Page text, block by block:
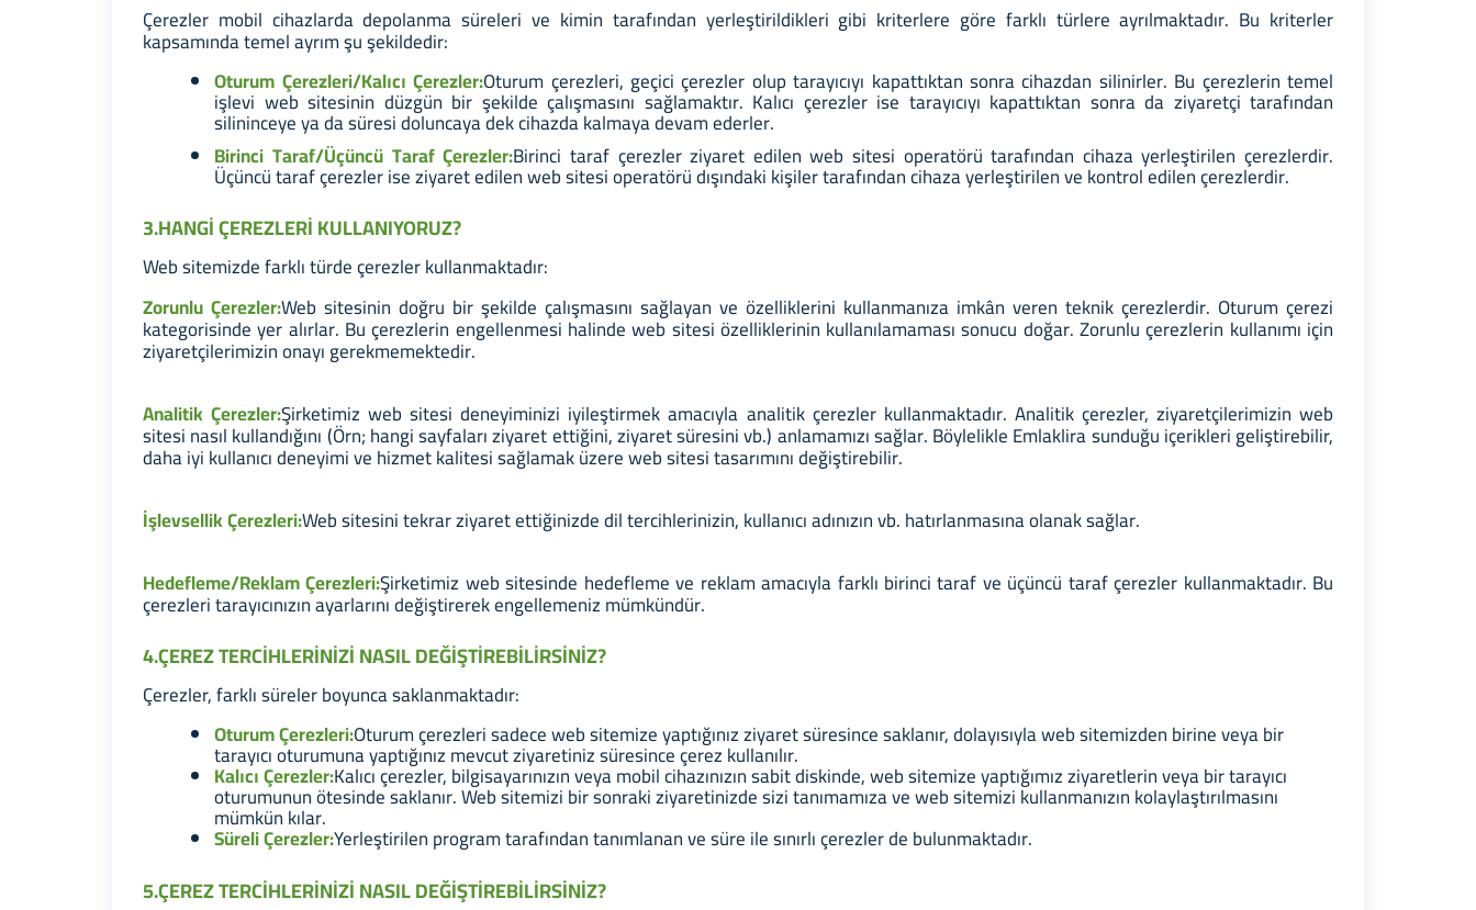
Çerezler mobil cihazlarda depolanma süreleri ve kimin tarafından yerleştirildikleri gibi kriterlere göre farklı türlere ayrılmaktadır. Bu kriterler
kapsamında temel ayrım şu şekildedir:
Oturum Çerezleri/Kalıcı Çerezler:Oturum çerezleri, geçici çerezler olup tarayıcıyı kapattıktan sonra cihazdan silinirler. Bu çerezlerin temel
işlevi web sitesinin düzgün bir şekilde çalışmasını sağlamaktır. Kalıcı çerezler ise tarayıcıyı kapattıktan sonra da ziyaretçi tarafından
silininceye ya da süresi doluncaya dek cihazda kalmaya devam ederler.
Birinci Taraf/Üçüncü Taraf Çerezler:Birinci taraf çerezler ziyaret edilen web sitesi operatörü tarafından cihaza yerleştirilen çerezlerdir.
Üçüncü taraf çerezler ise ziyaret edilen web sitesi operatörü dışındaki kişiler tarafından cihaza yerleştirilen ve kontrol edilen çerezlerdir.
3.HANGİ ÇEREZLERİ KULLANIYORUZ?
Web sitemizde farklı türde çerezler kullanmaktadır:
Zorunlu Çerezler:Web sitesinin doğru bir şekilde çalışmasını sağlayan ve özelliklerini kullanmanıza imkân veren teknik çerezlerdir. Oturum çerezi
kategorisinde yer alırlar. Bu çerezlerin engellenmesi halinde web sitesi özelliklerinin kullanılamaması sonucu doğar. Zorunlu çerezlerin kullanımı için
ziyaretçilerimizin onayı gerekmemektedir.
Analitik Çerezler:Şirketimiz web sitesi deneyiminizi iyileştirmek amacıyla analitik çerezler kullanmaktadır. Analitik çerezler, ziyaretçilerimizin web
sitesi nasıl kullandığını (Örn; hangi sayfaları ziyaret ettiğini, ziyaret süresini vb.) anlamamızı sağlar. Böylelikle Emlaklira sunduğu içerikleri geliştirebilir,
daha iyi kullanıcı deneyimi ve hizmet kalitesi sağlamak üzere web sitesi tasarımını değiştirebilir.
İşlevsellik Çerezleri:Web sitesini tekrar ziyaret ettiğinizde dil tercihlerinizin, kullanıcı adınızın vb. hatırlanmasına olanak sağlar.
Hedefleme/Reklam Çerezleri:Şirketimiz web sitesinde hedefleme ve reklam amacıyla farklı birinci taraf ve üçüncü taraf çerezler kullanmaktadır. Bu
çerezleri tarayıcınızın ayarlarını değiştirerek engellemeniz mümkündür.
4.ÇEREZ TERCİHLERİNİZİ NASIL DEĞİŞTİREBİLİRSİNİZ?
Çerezler, farklı süreler boyunca saklanmaktadır:
Oturum Çerezleri:Oturum çerezleri sadece web sitemize yaptığınız ziyaret süresince saklanır, dolayısıyla web sitemizden birine veya bir
tarayıcı oturumuna yaptığınız mevcut ziyaretiniz süresince çerez kullanılır.
Kalıcı Çerezler:Kalıcı çerezler, bilgisayarınızın veya mobil cihazınızın sabit diskinde, web sitemize yaptığımız ziyaretlerin veya bir tarayıcı
oturumunun ötesinde saklanır. Web sitemizi bir sonraki ziyaretinizde sizi tanımamıza ve web sitemizi kullanmanızın kolaylaştırılmasını
mümkün kılar.
Süreli Çerezler:Yerleştirilen program tarafından tanımlanan ve süre ile sınırlı çerezler de bulunmaktadır.
5.ÇEREZ TERCİHLERİNİZİ NASIL DEĞİŞTİREBİLİRSİNİZ?